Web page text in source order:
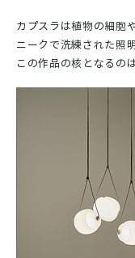
カプスラは植物の細胞
ニークで洗練された照
この作品の核となるの
シェードと透明な外側
なり合うことで劇的な
ます。エンドキャップ
ケーブルを隠す役割、
整できるデュアルサス
のアンカーポイントと
す。カプスラは単体は
お使いいただけます。